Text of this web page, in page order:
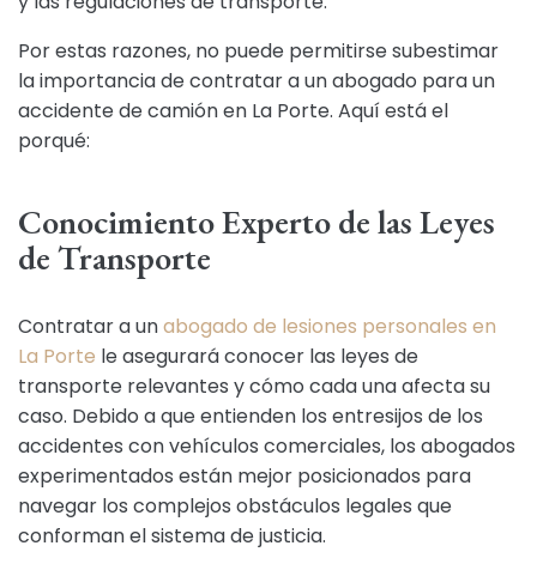
Por estas razones, no puede permitirse subestimar
la importancia de contratar a un abogado para un
accidente de camión en La Porte. Aquí está el
porqué:
Conocimiento Experto de las Leyes
de Transporte
Contratar a unabogado de lesiones personales en
La Porte le asegurará conocer las leyes de
transporte relevantes y cómo cada una afecta su
caso. Debido a que entienden los entresijos de los
accidentes con vehículos comerciales, los abogados
experimentados están mejor posicionados para
navegar los complejos obstáculos legales que
conforman el sistema de justicia.